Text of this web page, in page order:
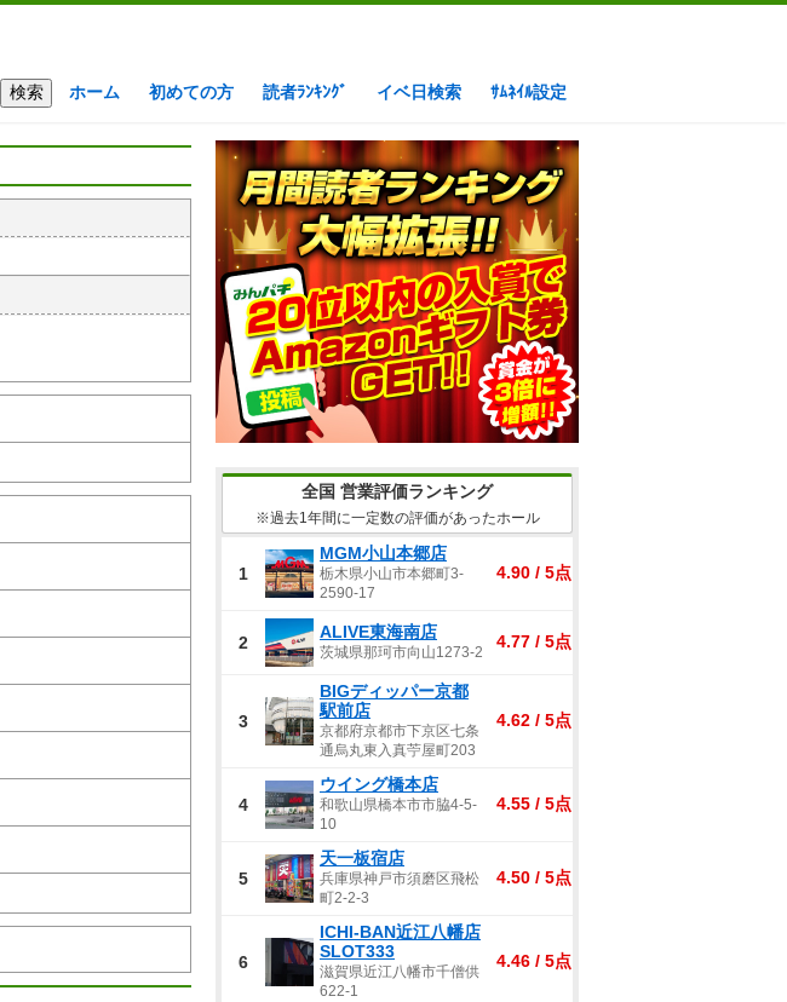
ホーム 初めての方 読者ﾗﾝｷﾝｸﾞ イベ日検索 ｻﾑﾈｲﾙ設定
全国 営業評価ランキング
※過去1年間に一定数の評価があったホール
1
MGM小山本郷店
栃木県小山市本郷町3-
2590-17
4.90 / 5点
2
ALIVE東海南店
茨城県那珂市向山1273-2
4.77 / 5点
3
BIGディッパー京都
駅前店
京都府京都市下京区七条
通烏丸東入真苧屋町203
4.62 / 5点
4
ウイング橋本店
和歌山県橋本市市脇4-5-
10
4.55 / 5点
5
天一板宿店
兵庫県神戸市須磨区飛松
町2-2-3
4.50 / 5点
6
ICHI-BAN近江八幡店
SLOT333
滋賀県近江八幡市千僧供
622-1
4.46 / 5点